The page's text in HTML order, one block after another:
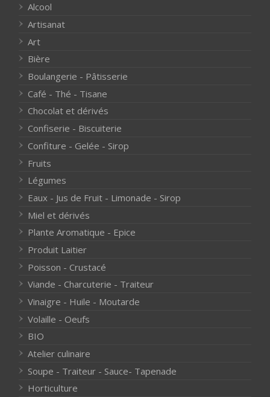
Alcool
Artisanat
Art
Bière
Boulangerie - Pâtisserie
Café - Thé - Tisane
Chocolat et dérivés
Confiserie - Biscuiterie
Confiture - Gelée - Sirop
Fruits
Légumes
Eaux - Jus de Fruit - Limonade - Sirop
Miel et dérivés
Plante Aromatique - Epice
Produit Laitier
Poisson - Crustacé
Viande - Charcuterie - Traiteur
Vinaigre - Huile - Moutarde
Volaille - Oeufs
BIO
Atelier culinaire
Soupe - Traiteur - Sauce- Tapenade
Horticulture